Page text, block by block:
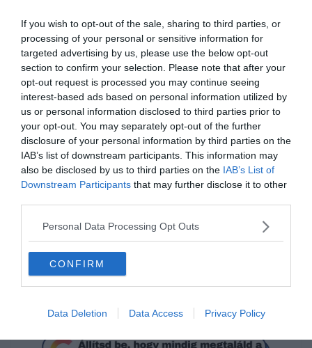
If you wish to opt-out of the sale, sharing to third parties, or
processing of your personal or sensitive information for
targeted advertising by us, please use the below opt-out
section to confirm your selection. Please note that after your
opt-out request is processed you may continue seeing
interest-based ads based on personal information utilized by
us or personal information disclosed to third parties prior to
your opt-out. You may separately opt-out of the further
disclosure of your personal information by third parties on the
IAB’s list of downstream participants. This information may
also be disclosed by us to third parties on the IAB’s List of
Downstream Participants that may further disclose it to other
Personal Data Processing Opt Outs
CONFIRM
Data Deletion Data Access Privacy Policy
0%
Az Angol Királynőnek két
születésnapja van.
Hamis